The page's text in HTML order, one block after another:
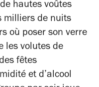
hautes voûtes
milliers de nuits
où poser son verre
les volutes de
fêtes
et d’alcool